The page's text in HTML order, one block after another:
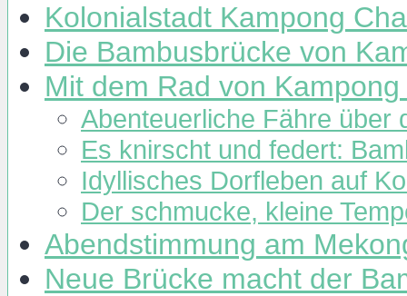
Kolonialstadt Kampong
Die Bambusbrücke von
Mit dem Rad von
Abenteuerliche Fähre über
Es knirscht und federt:
Idyllisches Dorfleben auf
Der schmucke, kleine
Abendstimmung am
Neue Brücke macht der